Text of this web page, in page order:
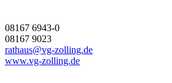
08167 6943-0
08167 9023
rathaus@vg-zolling.de
www.vg-zolling.de